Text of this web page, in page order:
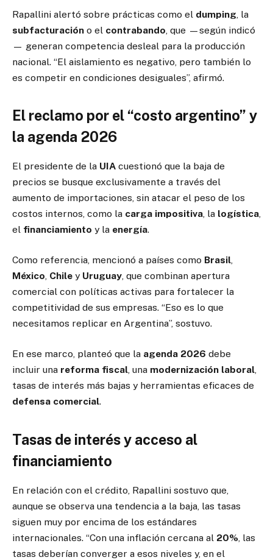
Rapallini alertó sobre prácticas como el dumping , la
subfacturación o el contrabando , que —según indicó
— generan competencia desleal para la producción
nacional. “El aislamiento es negativo, pero también lo
es competir en condiciones desiguales”, afirmó.
El reclamo por el “costo argentino” y
la agenda 2026
El presidente de la UIA cuestionó que la baja de
precios se busque exclusivamente a través del
aumento de importaciones, sin atacar el peso de los
costos internos, como la carga impositiva, la logística,
el financiamiento y la energía.
Como referencia, mencionó a países como Brasil,
México, Chile y Uruguay, que combinan apertura
comercial con políticas activas para fortalecer la
competitividad de sus empresas. “Eso es lo que
necesitamos replicar en Argentina”, sostuvo.
En ese marco, planteó que la agenda 2026 debe
incluir una reforma fiscal, una modernización laboral,
tasas de interés más bajas y herramientas eficaces de
defensa comercial.
Tasas de interés y acceso al
financiamiento
En relación con el crédito, Rapallini sostuvo que,
aunque se observa una tendencia a la baja, las tasas
siguen muy por encima de los estándares
internacionales. “Con una inflación cercana al 20% , las
tasas deberían converger a esos niveles y, en el